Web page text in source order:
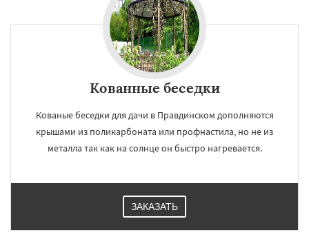
Кованные беседки
Кованые беседки для дачи в Правдинском дополняются
крышами из поликарбоната или профнастила, но не из
металла так как на солнце он быстро нагревается.
ЗАКАЗАТЬ